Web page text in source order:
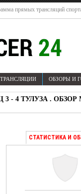
прямых трансляций
ОБЗОРЫ И
3 - 4 ТУЛУЗА .
СТАТИСТИКА И